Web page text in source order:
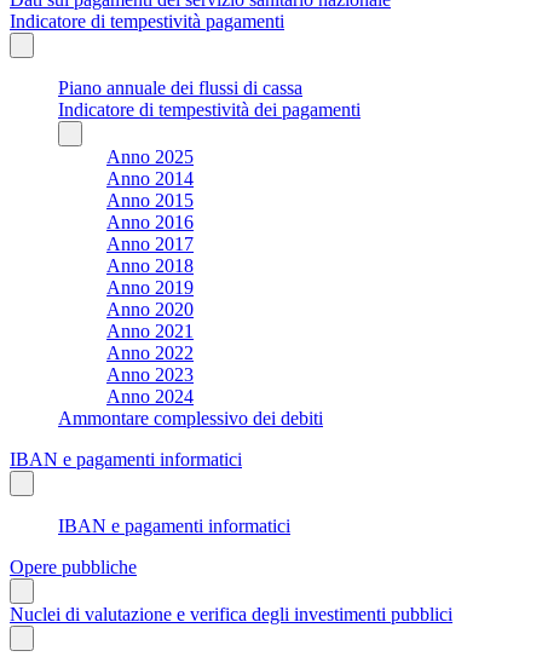
Indicatore di tempestività pagamenti
Piano annuale dei flussi di cassa
Indicatore di tempestività dei pagamenti
Anno 2025
Anno 2014
Anno 2015
Anno 2016
Anno 2017
Anno 2018
Anno 2019
Anno 2020
Anno 2021
Anno 2022
Anno 2023
Anno 2024
Ammontare complessivo dei debiti
IBAN e pagamenti informatici
IBAN e pagamenti informatici
Opere pubbliche
Nuclei di valutazione e verifica degli investimenti pubblici